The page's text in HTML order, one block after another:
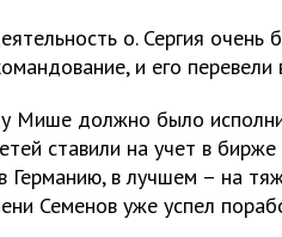
о. Сергия очень
и его перевели
Мише должно было
ставили на учет в
Германию, в лучшем – на
Семенов уже успел